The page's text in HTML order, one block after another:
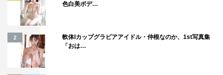
色白美ボデ…
2
軟体Iカップグラビアアイドル・仲根なのか、1st写真集
「おは…